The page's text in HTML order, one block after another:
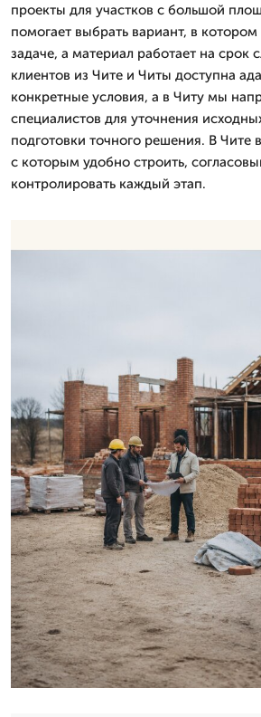
проекты для участков с большой
помогает выбрать вариант, в котором
задаче, а материал работает на срок
клиентов из Чите и Читы доступна
конкретные условия, а в Читу мы
специалистов для уточнения
подготовки точного решения. В Чите
с которым удобно строить,
контролировать каждый этап.